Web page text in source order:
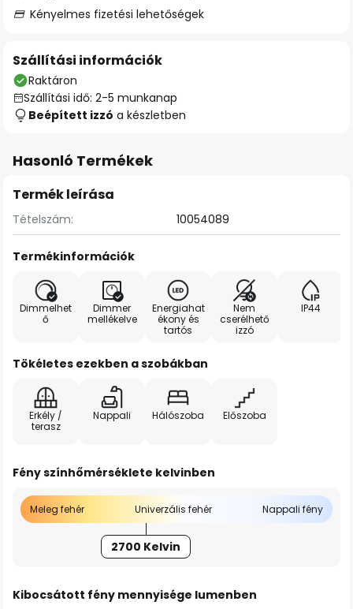
Kényelmes fizetési lehetőségek
Szállítási információk
Raktáron
Szállítási idő: 2-5 munkanap
Beépített izzó a készletben
Hasonló Termékek
Termék leírása
Tételszám: 10054089
Termékinformációk
Dimmelhet
ő
Dimmer
mellékelve
Energiahat
ékony és
tartós
Nem
cserélhető
izzó
IP44
Tökéletes ezekben a szobákban
Erkély /
terasz
Nappali Hálószoba Előszoba
Fény színhőmérséklete kelvinben
Meleg fehér Univerzális fehér Nappali fény
2700 Kelvin
Kibocsátott fény mennyisége lumenben